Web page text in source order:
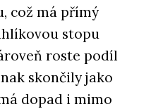
což má přímý
stopu
roste podíl
skončily jako
dopad i mimo